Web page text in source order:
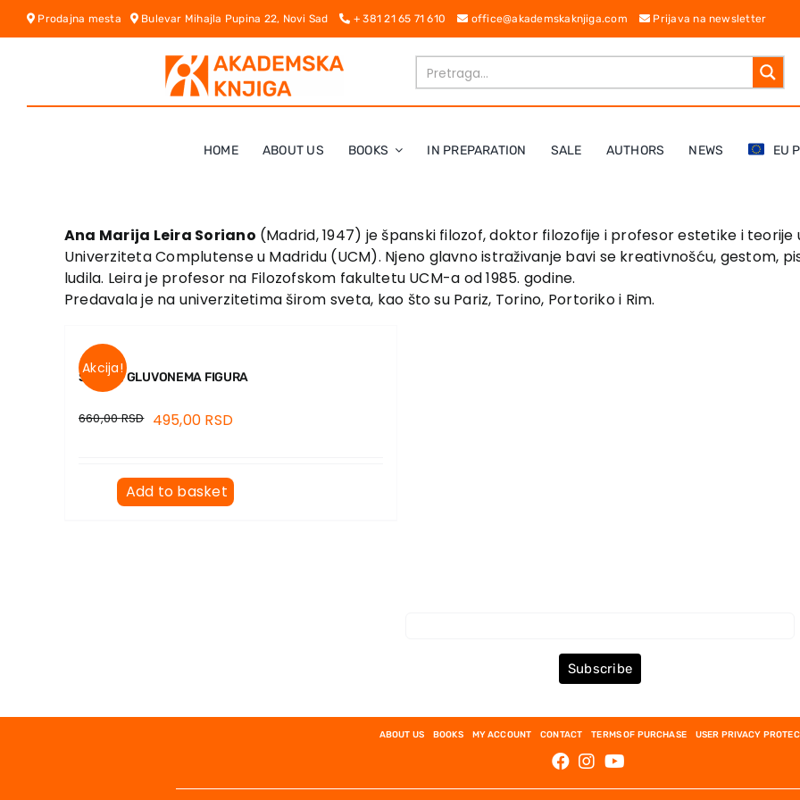
Skip
Prodajna mesta Bulevar Mihajla Pupina 22, Novi Sad + 381 21 65 71 610 office@akademskaknjiga.com Prijava na newsletter
HOME ABOUT US BOOKS IN PREPARATION SALE AUTHORS NEWS EU
Ana Marija Leira Soriano (Madrid, 1947) je španski filozof, doktor filozofije i profesor estetike i
Univerziteta Complutense u Madridu (UCM). Njeno glavno istraživanje bavi se kreativnošću, gestom,
ludila. Leira je profesor na Filozofskom fakultetu UCM-a od 1985. godine.
Predavala je na univerzitetima širom sveta, kao što su Pariz, Torino, Portoriko i Rim.
Akcija!
SLIKAR, GLUVONEMA FIGURA
660,00RSD 495,00 RSD
Add to basket
Subscribe
ABOUT US BOOKS MY ACCOUNT CONTACT TERMS OF PURCHASE USER PRIVACY